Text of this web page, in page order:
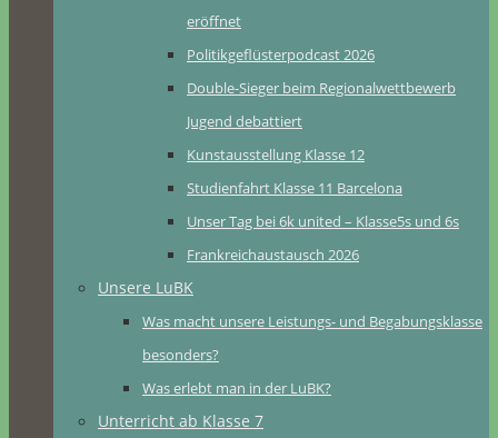
eröffnet
Politikgeflüsterpodcast 2026
Double-Sieger beim Regionalwettbewerb
Jugend debattiert
Kunstausstellung Klasse 12
Studienfahrt Klasse 11 Barcelona
Unser Tag bei 6k united – Klasse5s und 6s
Frankreichaustausch 2026
Unsere LuBK
Was macht unsere Leistungs- und Begabungsklasse
besonders?
Was erlebt man in der LuBK?
Unterricht ab Klasse 7